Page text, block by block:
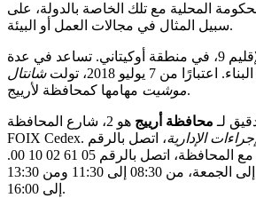
المحلية مع تلك الخاصة بالدولة، على
سبيل المثال في مجالات العمل أو البيئة.
في الإقليم 9، في منطقة أوكيتاني. تساعد في عدة
من 7 يوليو 2018، تولت
شانتال
موشيتمهامها كمحافظة لأرييج.
لـ محافظة أرييج
هو 2، شارع المحافظة BP 87 09007
الإدارية، اتصل بالرقم
0891 150 360. للتواصل مع المحافظة، اتصل بالرقم 05 61 02 10 00.
هي مفتوحة من الاثنين إلى الجمعة، من 08:30 إلى 11:30 ومن 13:30
إلى 16:00.